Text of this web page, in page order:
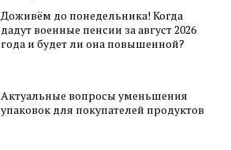
Доживём до понедельника! Когда
дадут военные пенсии за август 2026
года и будет ли она повышенной?
Актуальные вопросы уменьшения
упаковок для покупателей продуктов